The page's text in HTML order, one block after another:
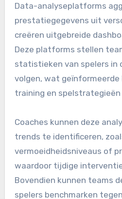
middel van visueel leren.
Data-
prestatie-
rapporten
Data-analyseplatforms
creëren uitgebreide
Deze platforms stellen
statistieken van spelers in
volgen, wat geïnformeerde
training en spelstrategieën